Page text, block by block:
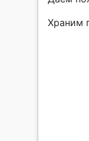
Храним